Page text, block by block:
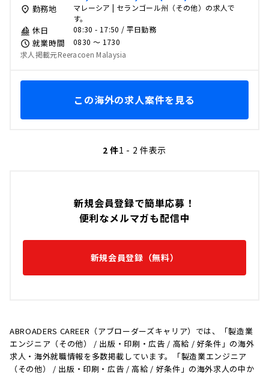
新規会員登録で簡単応募！
便利なメルマガも配信中
新規会員登録（無料）
ABROADERS CAREER（アブローダーズキャリア）では、「製造業
エンジニア（その他） / 出版・印刷・広告 / 高給 / 好条件」の海外
求人・海外就職情報を多数掲載しています。「製造業エンジニア
（その他） / 出版・印刷・広告 / 高給 / 好条件」の海外求人の中か
勤務地
マレーシア | セランゴール州（その他）の求人で
す。
休日 08:30 - 17:50 / 平日勤務
就業時間
0830 〜 1730
求人掲載元Reeracoen Malaysia
この海外の求人案件を見る
2 件1 - 2 件表示